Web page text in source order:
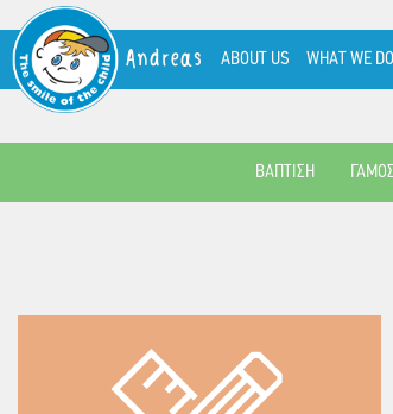
Andreas ABOUT US WHAT WE DO
ΒΑΠΤΙΣΗ ΓΑΜΟΣ